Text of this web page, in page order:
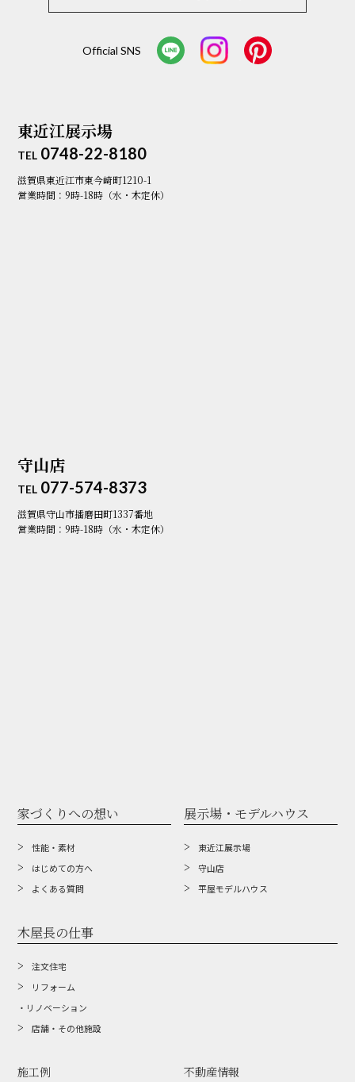
Official SNS
東近江展示場
TEL 0748-22-8180
滋賀県東近江市東今崎町1210-1
営業時間：9時-18時（水・木定休）
守山店
TEL 077-574-8373
滋賀県守山市播磨田町1337番地
営業時間：9時-18時（水・木定休）
家づくりへの想い
性能・素材
はじめての方へ
よくある質問
展示場・モデルハウス
東近江展示場
守山店
平屋モデルハウス
木屋長の仕事
注文住宅
リフォーム
・リノベーション
店舗・その他施設
施工例 不動産情報